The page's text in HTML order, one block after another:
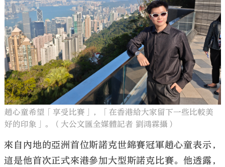
趙心童希望「享受比賽」，「在香港給大家留下一些比較美
好的印象」。（大公文匯全媒體記者 劉鴻霖攝）
來自內地的亞洲首位斯諾克世錦賽冠軍趙心童表示，
這是他首次正式來港參加大型斯諾克比賽。他透露，